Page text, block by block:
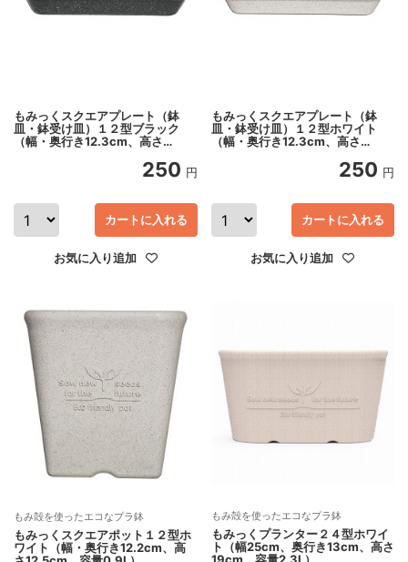
もみっくスクエアプレート（鉢
皿・鉢受け皿）１２型ブラック
（幅・奥行き12.3cm、高さ
250 円
カートに入れる
お気に入り追加
もみっくスクエアプレート（鉢
皿・鉢受け皿）１２型ホワイト
（幅・奥行き12.3cm、高さ
250 円
カートに入れる
お気に入り追加
もみ殻を使ったエコなプラ鉢
もみっくスクエアポット１２型ホ
ワイト（幅・奥行き12.2cm、高
もみ殻を使ったエコなプラ鉢
もみっくプランター２４型ホワイ
ト（幅25cm、奥行き13cm、高さ